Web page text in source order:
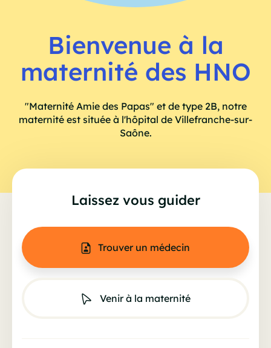
Bienvenue à la
maternité des HNO
"Maternité Amie des Papas" et de type 2B, notre
maternité est située à l'hôpital de Villefranche-sur-
Saône.
Laissez vous guider
Trouver un médecin
Venir à la maternité